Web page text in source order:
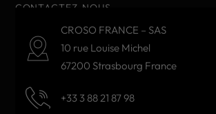
CONTACTEZ-NOUS
CROSO FRANCE – SAS
10 rue Louise Michel
67200 Strasbourg France
+33 3 88 21 87 98